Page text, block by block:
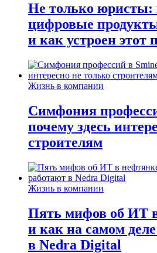
Не только юристы:
цифровые
и как устроен этот
Жизнь в компании
Симфония
почему здесь
строителям
Жизнь в компании
Пять мифов об ИТ
и как на самом
в Nedra Digital